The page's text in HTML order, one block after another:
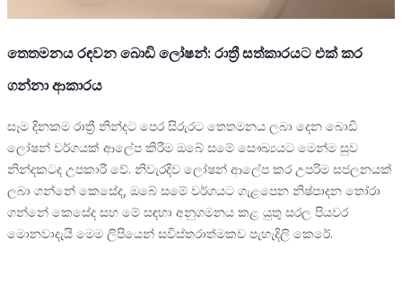
තෙතමනය රඳවන බොඩි ලෝෂන්: රාත්‍රී සත්කාරයට එක් කර
ගන්නා ආකාරය
සෑම දිනකම රාත්‍රී නින්දට පෙර සිරුරට තෙතමනය ලබා දෙන බොඩි
ලෝෂන් වර්ගයක් ආලේප කිරීම ඔබේ සමේ සෞඛ්‍යයට මෙන්ම සුව
නින්දකටද උපකාරී වේ. නිවැරදිව ලෝෂන් ආලේප කර උපරිම සජලනයක්
ලබා ගන්නේ කෙසේද, ඔබේ සමේ වර්ගයට ගැළපෙන නිෂ්පාදන තෝරා
ගන්නේ කෙසේද සහ මේ සඳහා අනුගමනය කළ යුතු සරල පියවර
මොනවාදැයි මෙම ලිපියෙන් සවිස්තරාත්මකව පැහැදිලි කෙරේ.